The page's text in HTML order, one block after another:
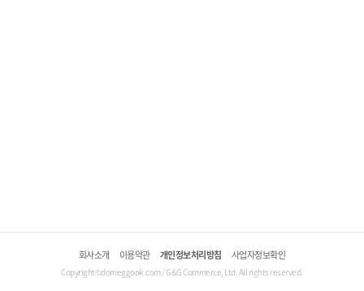
회사소개 이용약관 개인정보처리방침 사업자정보확인
Copyright©domeggook.com / G&G Commerce, Ltd. All rights reserved.